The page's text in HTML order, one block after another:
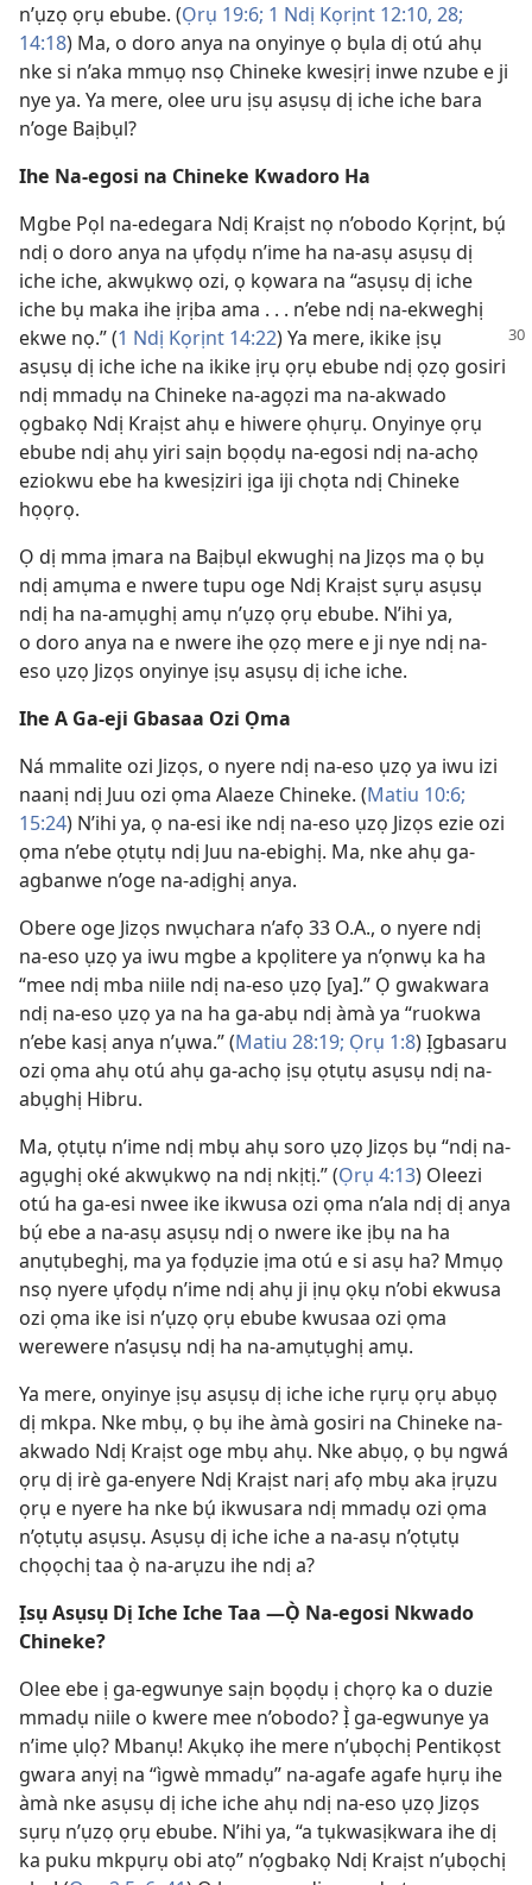
n’ụzọ ọrụ ebube. (Ọrụ 19:6; 1 Ndị Kọrịnt 12:10, 28;
14:18) Ma, o doro anya na onyinye ọ bụla dị otú ahụ
nke si n’aka mmụọ nsọ Chineke kwesịrị inwe nzube e ji
nye ya. Ya mere, olee uru ịsụ asụsụ dị iche iche bara
n’oge Baịbụl?
Ihe Na-egosi na Chineke Kwadoro Ha
Mgbe Pọl na-edegara Ndị Kraịst nọ n’obodo Kọrịnt, bụ́
ndị o doro anya na ụfọdụ n’ime ha na-asụ asụsụ dị
iche iche, akwụkwọ ozi, ọ kọwara na “asụsụ dị iche
iche bụ maka ihe ịrịba ama . . . n’ebe ndị na-ekweghị
ekwe nọ.”(1 Ndị Kọrịnt 14:22) Ya mere, ikike ịsụ
asụsụ dị iche iche na ikike ịrụ ọrụ ebube ndị ọzọ gosiri
ndị mmadụ na Chineke na-agọzi ma na-akwado
ọgbakọ Ndị Kraịst ahụ e hiwere ọhụrụ. Onyinye ọrụ
ebube ndị ahụ yiri saịn bọọdụ na-egosi ndị na-achọ
eziokwu ebe ha kwesịziri ịga iji chọta ndị Chineke
họọrọ.
Ọ dị mma ịmara na Baịbụl ekwughị na Jizọs ma ọ bụ
ndị amụma e nwere tupu oge Ndị Kraịst sụrụ asụsụ
ndị ha na-amụghị amụ n’ụzọ ọrụ ebube. N’ihi ya,
o doro anya na e nwere ihe ọzọ mere e ji nye ndị na-
eso ụzọ Jizọs onyinye ịsụ asụsụ dị iche iche.
Ihe A Ga-eji Gbasaa Ozi Ọma
Ná mmalite ozi Jizọs, o nyere ndị na-eso ụzọ ya iwu izi
naanị ndị Juu ozi ọma Alaeze Chineke. (Matiu 10:6;
15:24) N’ihi ya, ọ na-esi ike ndị na-eso ụzọ Jizọs ezie ozi
ọma n’ebe ọtụtụ ndị Juu na-ebighị. Ma, nke ahụ ga-
agbanwe n’oge na-adịghị anya.
Obere oge Jizọs nwụchara n’afọ 33 O.A., o nyere ndị
na-eso ụzọ ya iwu mgbe a kpọlitere ya n’ọnwụ ka ha
“mee ndị mba niile ndị na-eso ụzọ [ya].” Ọ gwakwara
ndị na-eso ụzọ ya na ha ga-abụ ndị àmà ya “ruokwa
n’ebe kasị anya n’ụwa.” (Matiu 28:19; Ọrụ 1:8) Ịgbasaru
ozi ọma ahụ otú ahụ ga-achọ ịsụ ọtụtụ asụsụ ndị na-
abụghị Hibru.
Ma, ọtụtụ n’ime ndị mbụ ahụ soro ụzọ Jizọs bụ “ndị na-
agụghị oké akwụkwọ na ndị nkịtị.” (Ọrụ 4:13) Oleezi
otú ha ga-esi nwee ike ikwusa ozi ọma n’ala ndị dị anya
bụ́ ebe a na-asụ asụsụ ndị o nwere ike ịbụ na ha
anụtụbeghị, ma ya fọdụzie ịma otú e si asụ ha? Mmụọ
nsọ nyere ụfọdụ n’ime ndị ahụ ji ịnụ ọkụ n’obi ekwusa
ozi ọma ike isi n’ụzọ ọrụ ebube kwusaa ozi ọma
werewere n’asụsụ ndị ha na-amụtụghị amụ.
Ya mere, onyinye ịsụ asụsụ dị iche iche rụrụ ọrụ abụọ
dị mkpa. Nke mbụ, ọ bụ ihe àmà gosiri na Chineke na-
akwado Ndị Kraịst oge mbụ ahụ. Nke abụọ, ọ bụ ngwá
ọrụ dị irè ga-enyere Ndị Kraịst narị afọ mbụ aka ịrụzu
ọrụ e nyere ha nke bụ́ ikwusara ndị mmadụ ozi ọma
n’ọtụtụ asụsụ. Asụsụ dị iche iche a na-asụ n’ọtụtụ
chọọchị taa ọ̀ na-arụzu ihe ndị a?
Ịsụ Asụsụ Dị Iche Iche Taa —Ọ̀ Na-egosi Nkwado
Chineke?
Olee ebe ị ga-egwunye saịn bọọdụ ị chọrọ ka o duzie
mmadụ niile o kwere mee n’obodo? Ị̀ ga-egwunye ya
n’ime ụlọ? Mbanụ! Akụkọ ihe mere n’ụbọchị Pentikọst
gwara anyị na “ìgwè mmadụ” na-agafe agafe hụrụ ihe
àmà nke asụsụ dị iche iche ahụ ndị na-eso ụzọ Jizọs
sụrụ n’ụzọ ọrụ ebube. N’ihi ya, “a tụkwasịkwara ihe dị
ka puku mkpụrụ obi atọ” n’ọgbakọ Ndị Kraịst n’ụbọchị